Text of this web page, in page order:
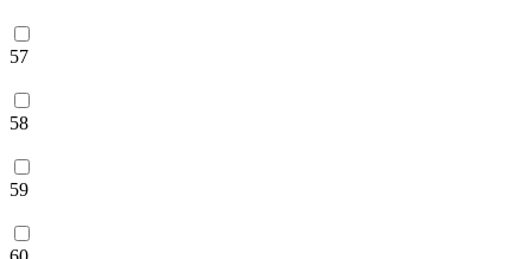
57
58
59